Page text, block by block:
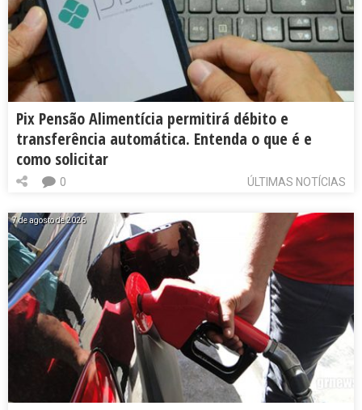
Pix Pensão Alimentícia permitirá débito e
transferência automática. Entenda o que é e
como solicitar
ÚLTIMAS NOTÍCIAS
0
7 de agosto de 2026